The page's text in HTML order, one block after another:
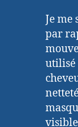
Je me
par
utilisé